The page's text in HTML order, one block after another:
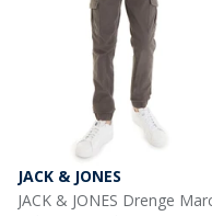
JACK & JONES